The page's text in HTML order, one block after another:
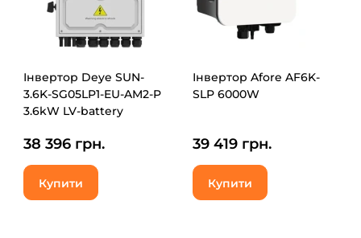
Інвертор Deye SUN-
3.6K-SG05LP1-EU-AM2-P
3.6kW LV-battery
38 396 грн.
Купити
Інвертор Afore AF6K-
SLP 6000W
39 419 грн.
Купити